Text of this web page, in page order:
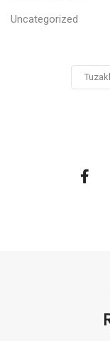
Uncategorized